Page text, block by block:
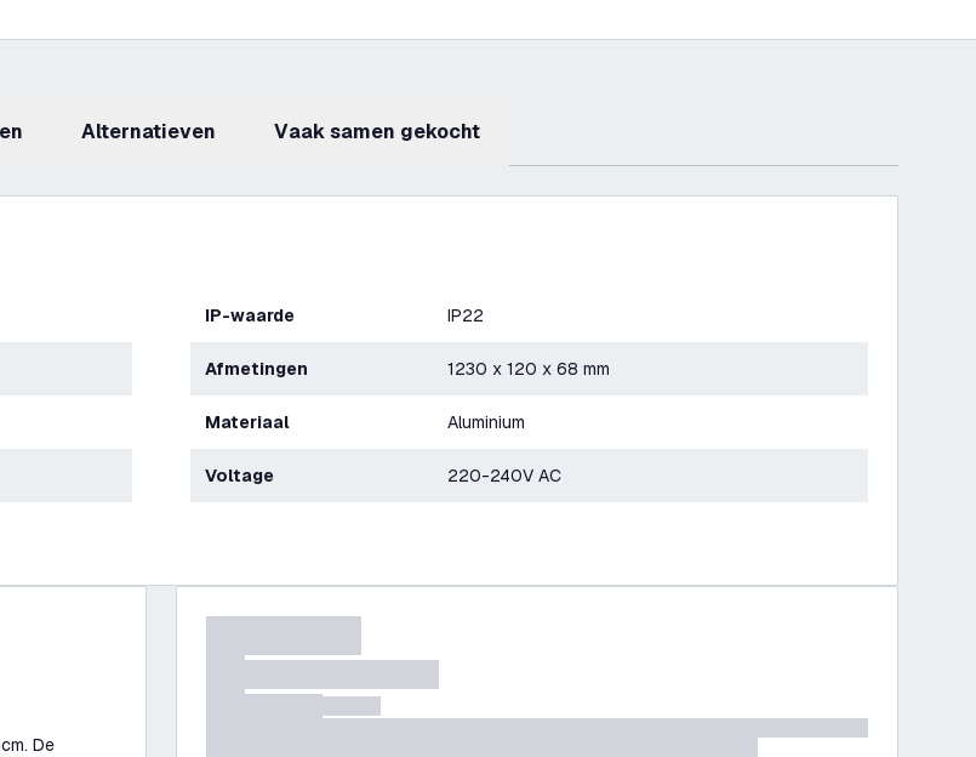
Alternatieven Vaak samen gekocht
IP-waarde IP22
Afmetingen 1230 x 120 x 68 mm
Materiaal Aluminium
Voltage 220-240V AC
De